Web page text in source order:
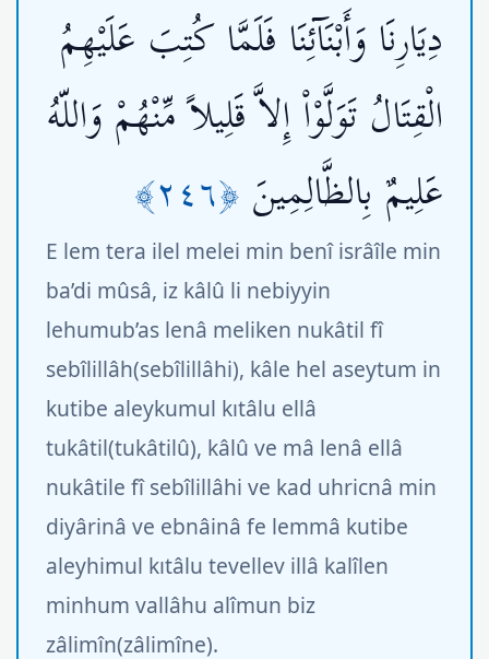
دِيَارِنَا وَأَبْنَآئِنَا فَلَمَّا كُتِبَ عَلَيْهِمُ
الْقِتَالُ تَوَلَّوْاْ إِلاَّ قَلِيلاً مِّنْهُمْ وَاللّهُ
عَلِيمٌ بِالظَّالِمِينَ ﴿٢٤٦﴾
E lem tera ilel melei min benî isrâîle min
ba’di mûsâ, iz kâlû li nebiyyin
lehumub’as lenâ meliken nukâtil fî
sebîlillâh(sebîlillâhi), kâle hel aseytum in
kutibe aleykumul kıtâlu ellâ
tukâtil(tukâtilû), kâlû ve mâ lenâ ellâ
nukâtile fî sebîlillâhi ve kad uhricnâ min
diyârinâ ve ebnâinâ fe lemmâ kutibe
aleyhimul kıtâlu tevellev illâ kalîlen
minhum vallâhu alîmun biz
zâlimîn(zâlimîne).